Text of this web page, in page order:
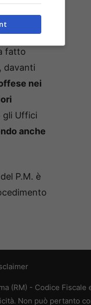
la madre,
fatto
davanti
nei
gli Uffici
anche
P.M. è
(RM) - Codice Fiscale
Non può pertanto